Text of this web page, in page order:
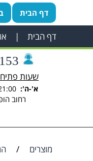
דף הבית |
שעות
א'-ה':
רחוב הופיין
דף הבית
מוצרים /